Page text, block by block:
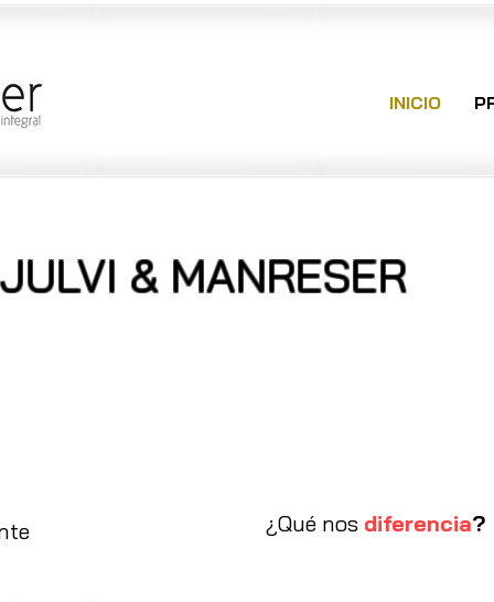
INICIO
JULVI & MANRESER
¿Qué nos diferencia?